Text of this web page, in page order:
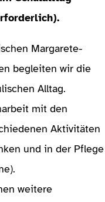
Margarete-
begleiten wir die
Alltag.
mit den
Aktivitäten
und in der Pflege
weitere